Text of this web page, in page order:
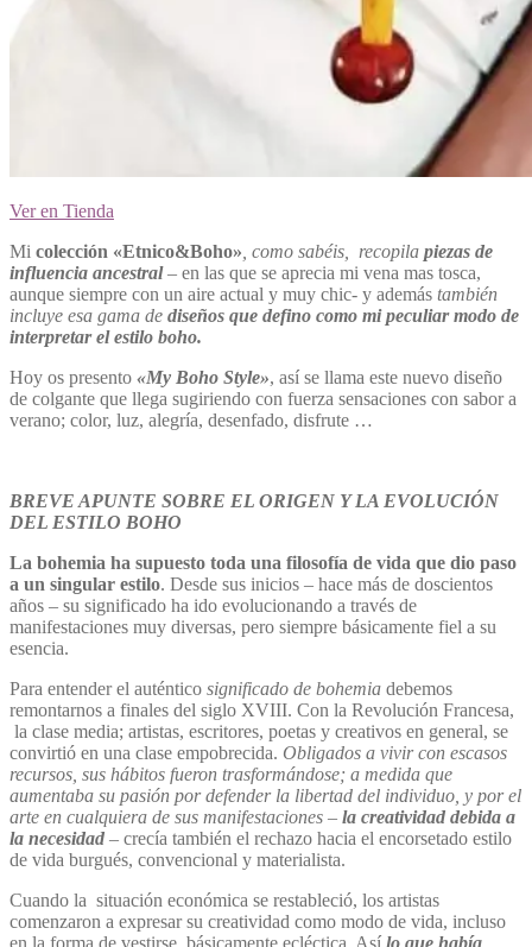
Ver en Tienda
Mi colección «Etnico&Boho» , como sabéis, recopila piezas de
influencia ancestral – en las que se aprecia mi vena mas tosca,
aunque siempre con un aire actual y muy chic- y además también
incluye esa gama de diseños que defino como mi peculiar modo de
interpretar el estilo boho.
Hoy os presento «My Boho Style», así se llama este nuevo diseño
de colgante que llega sugiriendo con fuerza sensaciones con sabor a
verano; color, luz, alegría, desenfado, disfrute …
BREVE APUNTE SOBRE EL ORIGEN Y LA EVOLUCIÓN
DEL ESTILO BOHO
La bohemia ha supuesto toda una filosofía de vida que dio paso
a un singular estilo. Desde sus inicios – hace más de doscientos
años – su significado ha ido evolucionando a través de
manifestaciones muy diversas, pero siempre básicamente fiel a su
esencia.
Para entender el auténtico significado de bohemia debemos
remontarnos a finales del siglo XVIII. Con la Revolución Francesa,
la clase media; artistas, escritores, poetas y creativos en general, se
convirtió en una clase empobrecida. Obligados a vivir con escasos
recursos, sus hábitos fueron trasformándose; a medida que
aumentaba su pasión por defender la libertad del individuo, y por el
arte en cualquiera de sus manifestaciones – la creatividad debida a
la necesidad – crecía también el rechazo hacia el encorsetado estilo
de vida burgués, convencional y materialista.
Cuando la situación económica se restableció, los artistas
comenzaron a expresar su creatividad como modo de vida, incluso